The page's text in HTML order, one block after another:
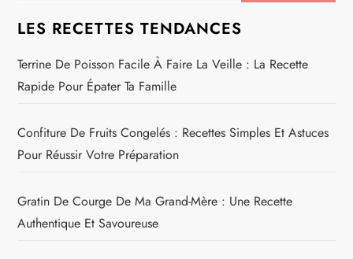
LES RECETTES TENDANCES
Terrine De Poisson Facile À Faire La Veille : La Recette
Rapide Pour Épater Ta Famille
Confiture De Fruits Congelés : Recettes Simples Et Astuces
Pour Réussir Votre Préparation
Gratin De Courge De Ma Grand-Mère : Une Recette
Authentique Et Savoureuse